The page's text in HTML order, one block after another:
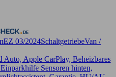
EZ 03/2024SchaltgetriebeVan /
Apple CarPlay, Beheizbares
Sensoren hinten,